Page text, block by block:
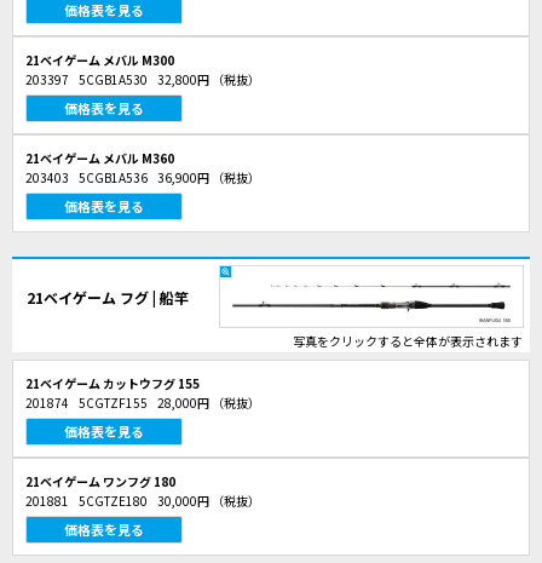
価格表を見る
21ベイゲーム メバル M300
203397 5CGB1A530 32,800円 （税抜）
価格表を見る
21ベイゲーム メバル M360
203403 5CGB1A536 36,900円 （税抜）
価格表を見る
21ベイゲーム フグ | 船竿
写真をクリックすると全体が表示されます
21ベイゲーム カットウフグ 155
201874 5CGTZF155 28,000円 （税抜）
価格表を見る
21ベイゲーム ワンフグ 180
201881 5CGTZE180 30,000円 （税抜）
価格表を見る